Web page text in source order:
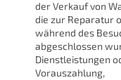
der Verkauf von
die zur Reparatur
während des
abgeschlossen
Dienstleistungen
Vorauszahlung,